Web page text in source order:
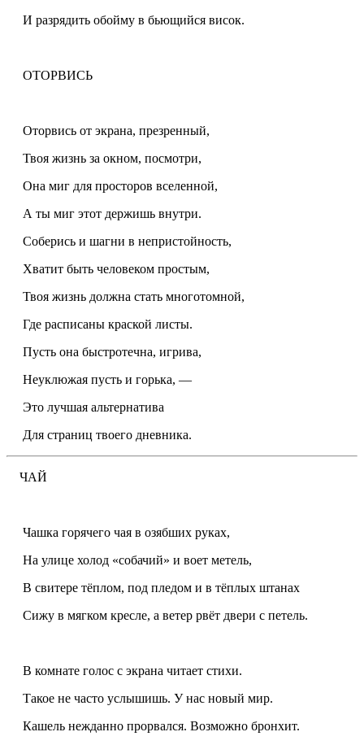
И разрядить обойму в бьющийся висок.
ОТОРВИСЬ
Оторвись от экрана, презренный,
Твоя жизнь за окном, посмотри,
Она миг для просторов вселенной,
А ты миг этот держишь внутри.
Соберись и шагни в непристойность,
Хватит быть человеком простым,
Твоя жизнь должна стать многотомной,
Где расписаны краской листы.
Пусть она быстротечна, игрива,
Неуклюжая пусть и горька, —
Это лучшая альтернатива
Для страниц твоего дневника.
ЧАЙ
Чашка горячего чая в озябших руках,
На улице холод «собачий» и воет метель,
В свитере тёплом, под пледом и в тёплых штанах
Сижу в мягком кресле, а ветер рвёт двери с петель.
В комнате голос с экрана читает стихи.
Такое не часто услышишь. У нас новый мир.
Кашель нежданно прорвался. Возможно бронхит.